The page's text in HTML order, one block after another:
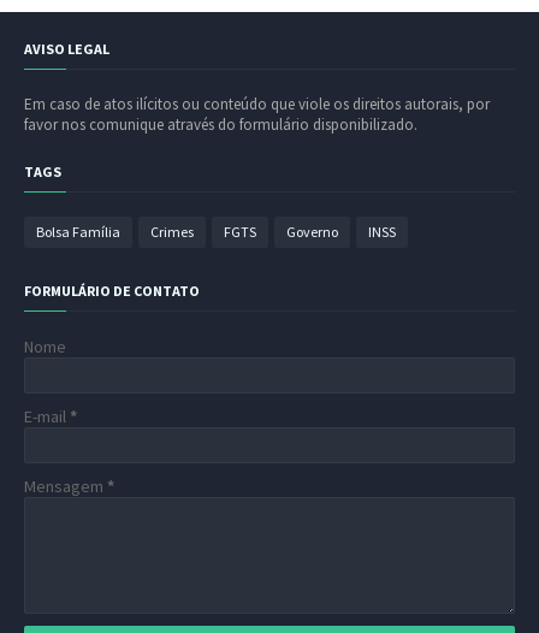
AVISO LEGAL
Em caso de atos ilícitos ou conteúdo que viole os direitos autorais, por
favor nos comunique através do formulário disponibilizado.
TAGS
Bolsa Família Crimes FGTS Governo INSS
FORMULÁRIO DE CONTATO
Nome
E-mail *
Mensagem *